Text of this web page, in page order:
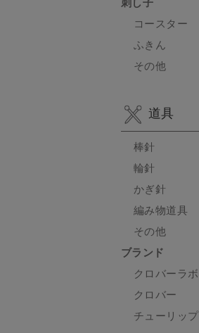
コースター
ふきん
その他
道具
棒針
輪針
かぎ針
編み物道具
その他
ブランド
クロバーラボ
クロバー
チューリップ